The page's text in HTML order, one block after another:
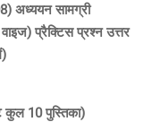
अध्ययन सामग्री
प्रैक्टिस प्रश्न उत्तर
कुल 10 पुस्तिका)